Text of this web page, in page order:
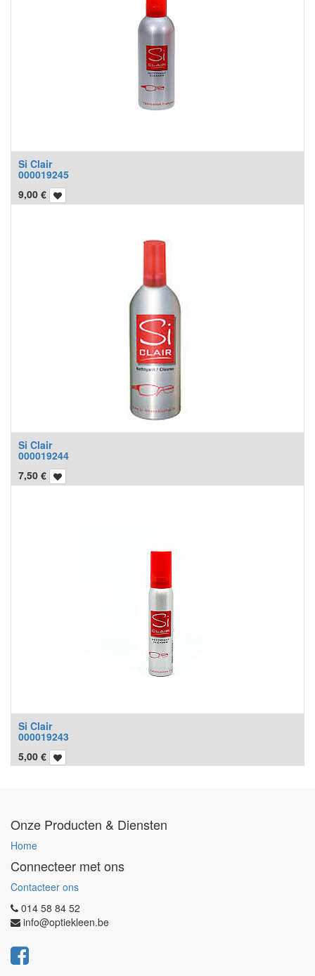
Si Clair
000019245
9,00 €
Si Clair
000019244
7,50 €
Si Clair
000019243
5,00 €
Onze Producten & Diensten
Home
Connecteer met ons
Contacteer ons
014 58 84 52
info@optiekleen.be